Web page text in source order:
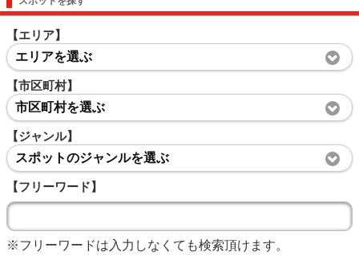
【エリア】
エリアを選ぶ
【市区町村】
市区町村を選ぶ
【ジャンル】
スポットのジャンルを選ぶ
【フリーワード】
※フリーワードは入力しなくても検索頂けます。